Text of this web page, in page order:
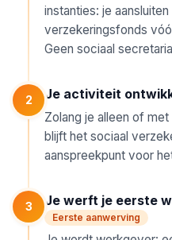
instanties: je
verzekeringsfonds
Geen sociaal
2 Je activiteit
Zolang je alleen of
blijft het sociaal
aanspreekpunt voor
3 Je werft je eerste
Eerste aanwerving